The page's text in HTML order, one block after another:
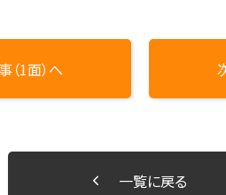
（1面）へ
一覧に戻る